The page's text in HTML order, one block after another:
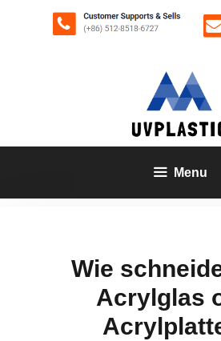
Menu
Wie
Acrylglas